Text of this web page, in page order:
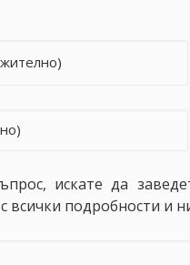
искате да
всички подробности и